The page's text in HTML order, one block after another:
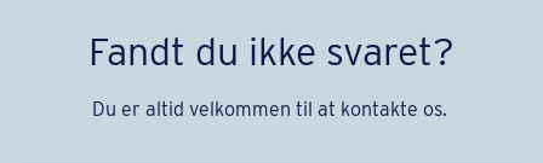
Fandt du ikke svaret?
Du er altid velkommen til at kontakte os.